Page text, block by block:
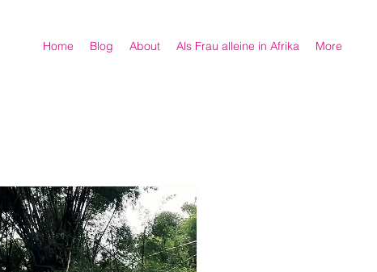
Home Blog About Als Frau alleine in Afrika More